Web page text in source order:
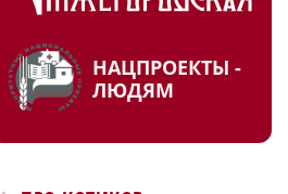
НАЦПРОЕКТЫ -
ЛЮДЯМ